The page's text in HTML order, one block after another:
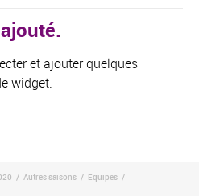
et ajouter quelques
widget.
/ Autres saisons / Equipes /